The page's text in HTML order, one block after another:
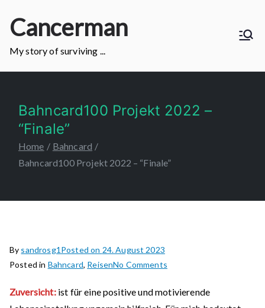
Cancerman
My story of surviving ...
Bahncard100 Projekt 2022 –
“Finale”
Home
Bahncard
Bahncard100 Projekt 2022 – “Finale”
By sandrosg1 Posted on 24. August 2023
Posted in Bahncard, ReisenNo Commentson
Projekt
Zuversicht:ist für eine positive und motivierende